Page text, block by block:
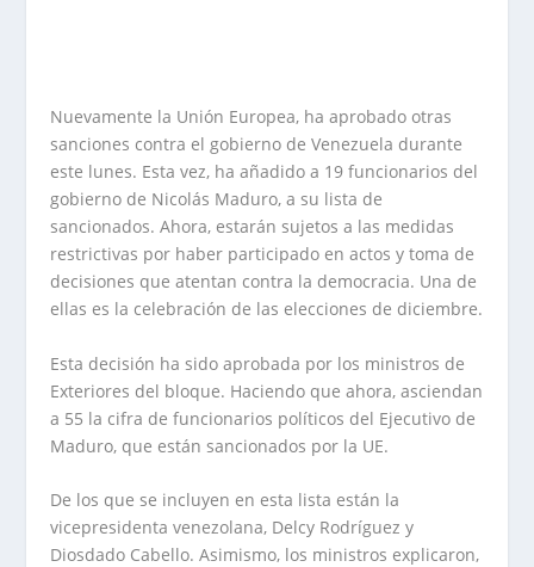
Nuevamente la Unión Europea, ha aprobado otras
sanciones contra el gobierno de Venezuela durante
este lunes. Esta vez, ha añadido a 19 funcionarios del
gobierno de Nicolás Maduro, a su lista de
sancionados. Ahora, estarán sujetos a las medidas
restrictivas por haber participado en actos y toma de
decisiones que atentan contra la democracia. Una de
ellas es la celebración de las elecciones de diciembre.
Esta decisión ha sido aprobada por los ministros de
Exteriores del bloque. Haciendo que ahora, asciendan
a 55 la cifra de funcionarios políticos del Ejecutivo de
Maduro, que están sancionados por la UE.
De los que se incluyen en esta lista están la
vicepresidenta venezolana, Delcy Rodríguez y
Diosdado Cabello. Asimismo, los ministros explicaron,